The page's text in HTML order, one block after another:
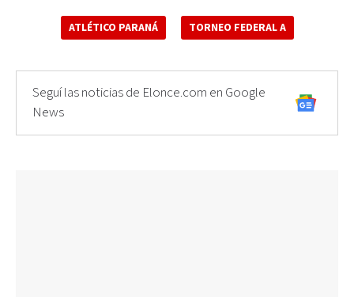
ATLÉTICO PARANÁ TORNEO FEDERAL A
Seguí las noticias de Elonce.com en Google
News